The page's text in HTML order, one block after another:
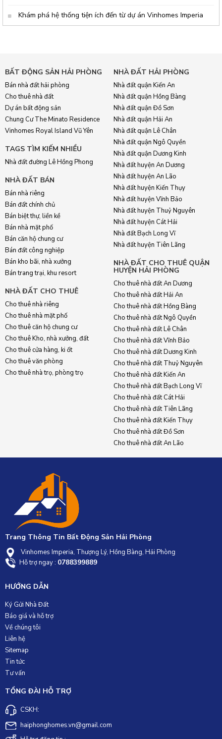
Khám phá hệ thống tiện ích đến từ dự án Vinhomes Imperia
BẤT ĐỘNG SẢN HẢI PHÒNG
Bán nhà đất hải phòng
Cho thuê nhà đất
Dự án bất động sản
Chung Cư The Minato Residence
Vinhomes Royal Island Vũ Yên
TAGS TÌM KIẾM NHIỀU
Nhà đất đường Lê Hồng Phong
NHÀ ĐẤT BÁN
Bán nhà riêng
Bán đất chính chủ
Bán biệt thự, liền kề
Bán nhà mặt phố
Bán căn hộ chung cư
Bán đất công nghiệp
Bán kho bãi, nhà xưởng
Bán trang trại, khu resort
NHÀ ĐẤT CHO THUÊ
Cho thuê nhà riêng
Cho thuê nhà mặt phố
Cho thuê căn hộ chung cư
Cho thuê Kho, nhà xưởng, đất
Cho thuê cửa hàng, ki ốt
Cho thuê văn phòng
Cho thuê nhà trọ, phòng trọ
NHÀ ĐẤT HẢI PHÒNG
Nhà đất quận Kiến An
Nhà đất quận Hồng Bàng
Nhà đất quận Đồ Sơn
Nhà đất quận Hải An
Nhà đất quận Lê Chân
Nhà đất quận Ngô Quyền
Nhà đất quận Dương Kinh
Nhà đất huyện An Dương
Nhà đất huyện An Lão
Nhà đất huyện Kiến Thụy
Nhà đất huyện Vĩnh Bảo
Nhà đất huyện Thuỷ Nguyên
Nhà đất huyện Cát Hải
Nhà đất Bạch Long Vĩ
Nhà đất huyện Tiên Lãng
NHÀ ĐẤT CHO THUÊ QUẬN
HUYỆN HẢI PHÒNG
Cho thuê nhà đất An Dương
Cho thuê nhà đất Hải An
Cho thuê nhà đất Hồng Bàng
Cho thuê nhà đất Ngô Quyền
Cho thuê nhà đất Lê Chân
Cho thuê nhà đất Vĩnh Bảo
Cho thuê nhà đất Dương Kinh
Cho thuê nhà đất Thuỷ Nguyên
Cho thuê nhà đất Kiến An
Cho thuê nhà đất Bạch Long Vĩ
Cho thuê nhà đất Cát Hải
Cho thuê nhà đất Tiên Lãng
Cho thuê nhà đất Kiến Thụy
Cho thuê nhà đất Đồ Sơn
Cho thuê nhà đất An Lão
Trang Thông Tin Bất Động Sản Hải Phòng
Vinhomes Imperia, Thượng Lý, Hồng Bàng, Hải Phòng
Hỗ trợ ngay : 0788399889
HƯỚNG DẪN
Ký Gửi Nhà Đất
Báo giá và hỗ trợ
Về chúng tôi
Liên hệ
Sitemap
Tin tức
Tư vấn
TỔNG ĐÀI HỖ TRỢ
CSKH:
haiphonghomes.vn@gmail.com